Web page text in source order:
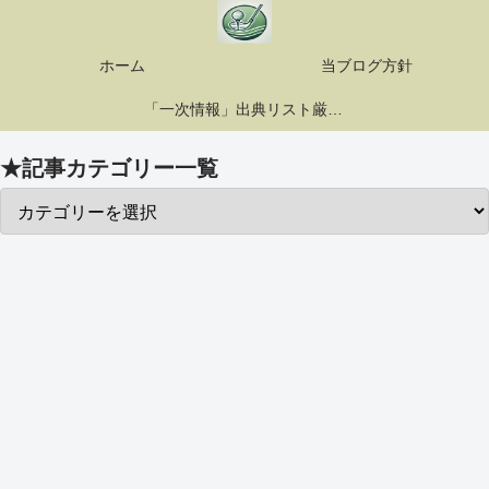
ホーム 当ブログ方針
「一次情報」出典リスト厳選10選
★記事カテゴリー一覧